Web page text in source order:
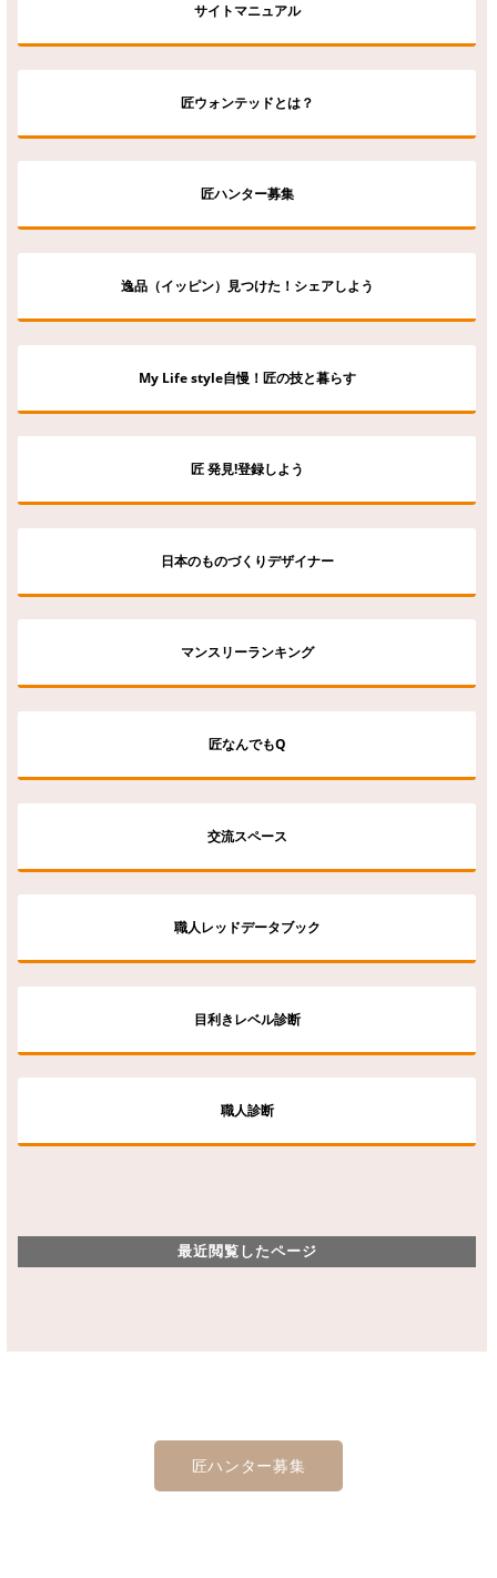
サイトマニュアル
匠ウォンテッドとは？
匠ハンター募集
逸品（イッピン）見つけた！シェアしよう
My Life style自慢！匠の技と暮らす
匠 発見!登録しよう
日本のものづくりデザイナー
マンスリーランキング
匠なんでもQ
交流スペース
職人レッドデータブック
目利きレベル診断
職人診断
最近閲覧したページ
匠ハンター募集